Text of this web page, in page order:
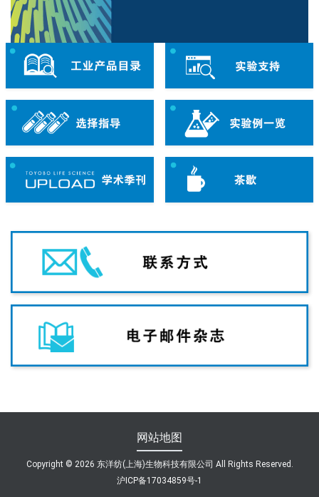
网站地图
Copyright © 2026 东洋纺(上海)生物科技有限公司 All Rights Reserved.
沪ICP备17034859号-1